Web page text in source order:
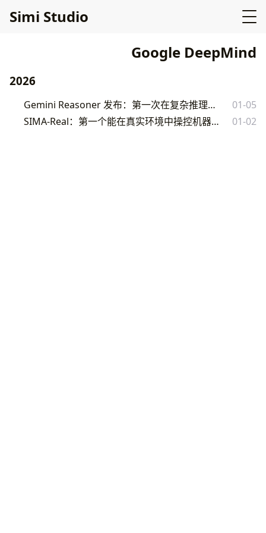
Simi Studio
Google DeepMind
2026
Gemini Reasoner 发布：第一次在复杂推理上超越人类平均
01-05
SIMA-Real：第一个能在真实环境中操控机器人的通用 AI 代理
01-02